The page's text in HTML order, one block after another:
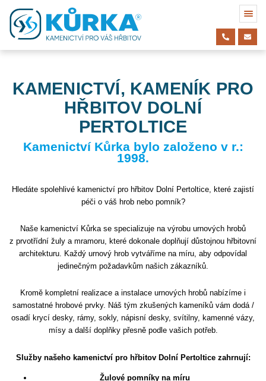
KAMENICTVÍ, KAMENÍK PRO
HŘBITOV DOLNÍ
PERTOLTICE
Kamenictví Kůrka bylo založeno v r.:
1998.
Hledáte spolehlivé kamenictví pro hřbitov Dolní Pertoltice, které zajistí
péči o váš hrob nebo pomník?
Naše kamenictví Kůrka se specializuje na výrobu urnových hrobů
z prvotřídní žuly a mramoru, které dokonale doplňují důstojnou hřbitovní
architekturu. Každý urnový hrob vytváříme na míru, aby odpovídal
jedinečným požadavkům našich zákazníků.
Kromě kompletní realizace a instalace urnových hrobů nabízíme i
samostatné hrobové prvky. Náš tým zkušených kameníků vám dodá /
osadí krycí desky, rámy, sokly, nápisní desky, svítilny, kamenné vázy,
mísy a další doplňky přesně podle vašich potřeb.
Služby našeho kamenictví pro hřbitov Dolní Pertoltice zahrnují:
Žulové pomníky na míru